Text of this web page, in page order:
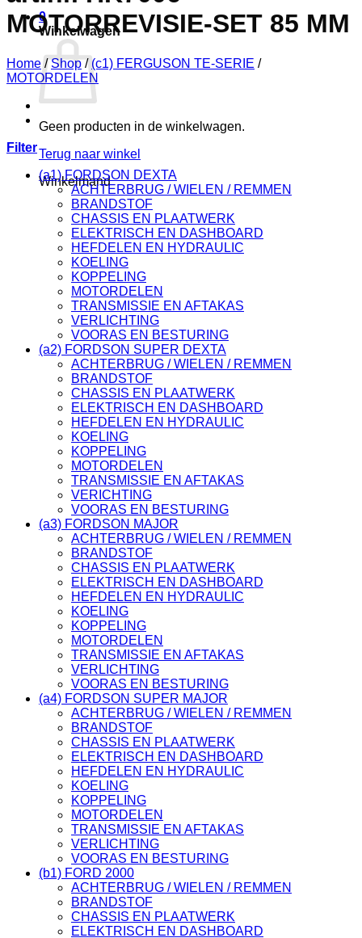
0
Winkelwagen
Geen producten in de winkelwagen.
Terug naar winkel
Winkelmand
MOTORREVISIE-SET 85 MM
Home / Shop / (c1) FERGUSON TE-SERIE /
MOTORDELEN
Filter
(a1) FORDSON DEXTA
ACHTERBRUG / WIELEN / REMMEN
BRANDSTOF
CHASSIS EN PLAATWERK
ELEKTRISCH EN DASHBOARD
HEFDELEN EN HYDRAULIC
KOELING
KOPPELING
MOTORDELEN
TRANSMISSIE EN AFTAKAS
VERLICHTING
VOORAS EN BESTURING
(a2) FORDSON SUPER DEXTA
ACHTERBRUG / WIELEN / REMMEN
BRANDSTOF
CHASSIS EN PLAATWERK
ELEKTRISCH EN DASHBOARD
HEFDELEN EN HYDRAULIC
KOELING
KOPPELING
MOTORDELEN
TRANSMISSIE EN AFTAKAS
VERICHTING
VOORAS EN BESTURING
(a3) FORDSON MAJOR
ACHTERBRUG / WIELEN / REMMEN
BRANDSTOF
CHASSIS EN PLAATWERK
ELEKTRISCH EN DASHBOARD
HEFDELEN EN HYDRAULIC
KOELING
KOPPELING
MOTORDELEN
TRANSMISSIE EN AFTAKAS
VERLICHTING
VOORAS EN BESTURING
(a4) FORDSON SUPER MAJOR
ACHTERBRUG / WIELEN / REMMEN
BRANDSTOF
CHASSIS EN PLAATWERK
ELEKTRISCH EN DASHBOARD
HEFDELEN EN HYDRAULIC
KOELING
KOPPELING
MOTORDELEN
TRANSMISSIE EN AFTAKAS
VERLICHTING
VOORAS EN BESTURING
(b1) FORD 2000
ACHTERBRUG / WIELEN / REMMEN
BRANDSTOF
CHASSIS EN PLAATWERK
ELEKTRISCH EN DASHBOARD